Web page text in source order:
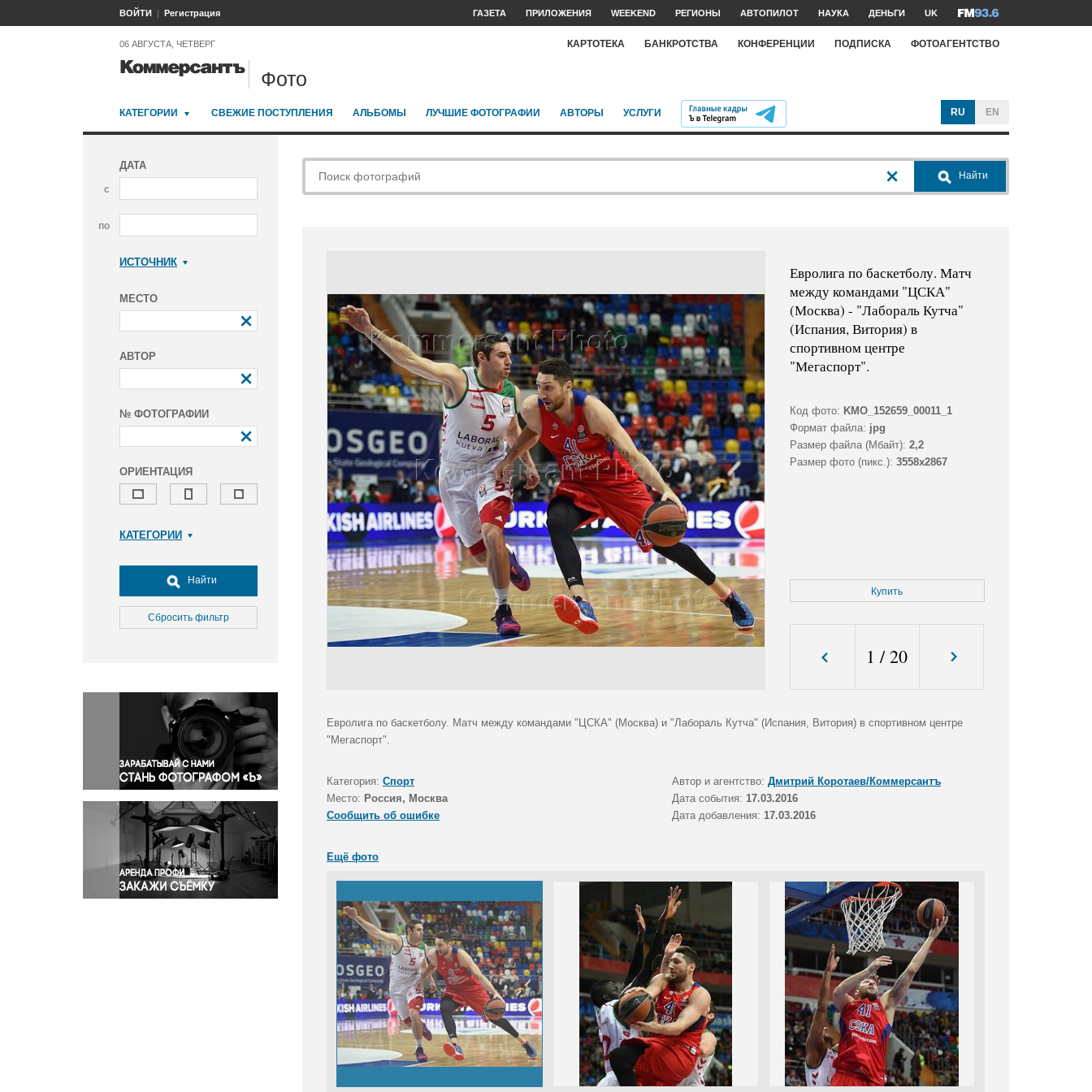
ВОЙТИ Регистрация ГАЗЕТА ПРИЛОЖЕНИЯ WEEKEND РЕГИОНЫ АВТОПИЛОТ НАУКА ДЕНЬГИ UK
06 АВГУСТА, ЧЕТВЕРГ КАРТОТЕКА БАНКРОТСТВА КОНФЕРЕНЦИИ ПОДПИСКА ФОТОАГЕНТСТВО
Фото
КАТЕГОРИИ СВЕЖИЕ ПОСТУПЛЕНИЯ АЛЬБОМЫ ЛУЧШИЕ ФОТОГРАФИИ АВТОРЫ УСЛУГИ RU EN
ДАТА
с
по
ИСТОЧНИК
МЕСТО
АВТОР
№ ФОТОГРАФИИ
ОРИЕНТАЦИЯ
КАТЕГОРИИ
Досуг, туризм и отдых
Культура
Медицина
Окружающая среда
Политика
Правосудие
Происшествия и конфликты
Религия
Светская жизнь
Спорт
Экология
Экономика и бизнес
Найти
Сбросить фильтр
Найти
Евролига по баскетболу. Матч
между командами "ЦСКА"
(Москва) - "Лабораль Кутча"
(Испания, Витория) в
спортивном центре
"Мегаспорт".
Код фото: KMO_152659_00011_1
Формат файла: jpg
Размер файла (Мбайт): 2,2
Размер фото (пикс.): 3558x2867
Купить
1 /20
Евролига по баскетболу. Матч между командами "ЦСКА" (Москва) и "Лабораль Кутча" (Испания, Витория) в спортивном центре
"Мегаспорт".
Категория: Спорт Автор и агентство: Дмитрий Коротаев/Коммерсантъ
Место: Россия, Москва Дата события: 17.03.2016
Сообщить об ошибке
Дата добавления: 17.03.2016
Ещё фото